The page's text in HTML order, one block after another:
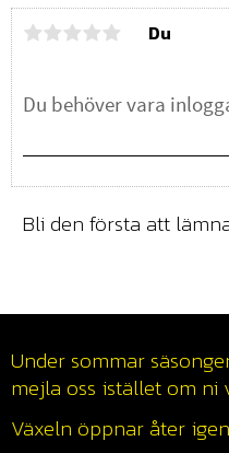
Du
Bli den första att
Under sommar
mejla oss istället om ni
Växeln öppnar åter